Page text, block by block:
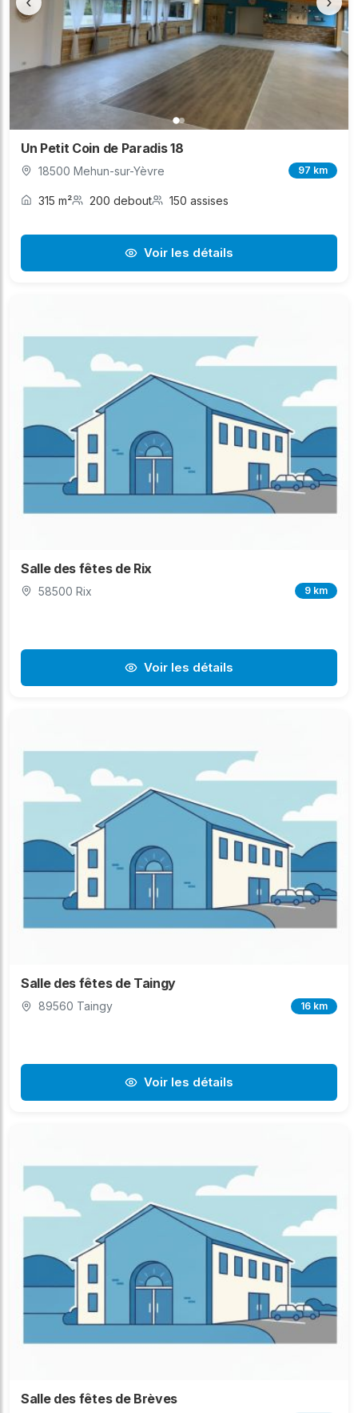
Un Petit Coin de Paradis 18
18500 Mehun-sur-Yèvre 97 km
315 m² 200 debout 150 assises
Voir les détails
Salle des fêtes de Rix
58500 Rix 9 km
Voir les détails
Salle des fêtes de Taingy
89560 Taingy 16 km
Voir les détails
Salle des fêtes de Brèves